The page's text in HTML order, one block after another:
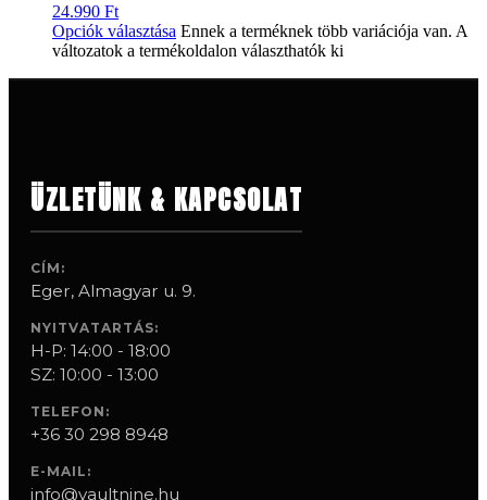
24.990 Ft
Opciók választása Ennek a terméknek több variációja van. A
változatok a termékoldalon választhatók ki
ÜZLETÜNK & KAPCSOLAT
CÍM:
Eger, Almagyar u. 9.
NYITVATARTÁS:
H-P: 14:00 - 18:00
SZ: 10:00 - 13:00
TELEFON:
+36 30 298 8948
E-MAIL:
info@vaultnine.hu